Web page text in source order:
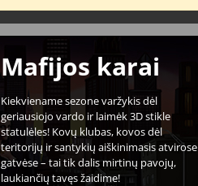
Mafijos karai
Kiekviename sezone varžykis dėl
geriausiojo vardo ir laimėk 3D stikle
statulėles! Kovų klubas, kovos dėl
teritorijų ir santykių aiškinimasis atvirose
gatvėse – tai tik dalis mirtinų pavojų,
laukiančių tavęs žaidime!